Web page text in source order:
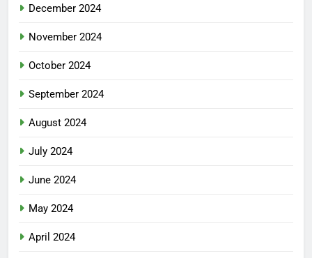
December 2024
November 2024
October 2024
September 2024
August 2024
July 2024
June 2024
May 2024
April 2024